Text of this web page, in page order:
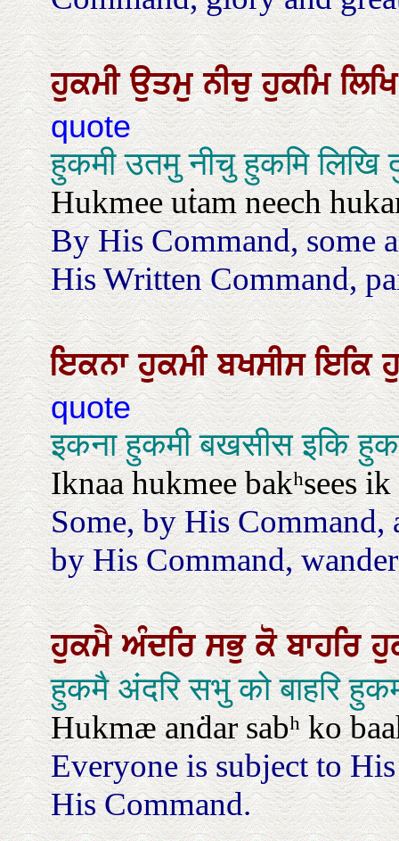
ਹੁਕਮੀਉਤਮੁਨੀਚੁਹੁਕਮਿ
quote
हुकमी उतमु नीचु हुकमि
Hukmee uṫam neech
By His Command, some
His Written Command,
ਇਕਨਾਹੁਕਮੀਬਖਸੀਸਇਕਿ
quote
इकना हुकमी बखसीस इकि
Iknaa hukmee bakʰsees ik
Some, by His Command,
by His Command,
ਹੁਕਮੈਅੰਦਰਿਸਭੁਕੋਬਾਹਰਿ
हुकमै अंदरि सभु को बाहरि
Hukmæ anḋar sabʰ ko
Everyone is subject to
His Command.